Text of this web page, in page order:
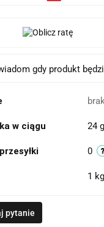
gdy produkt
w ciągu 24
0
1 kg
pytanie